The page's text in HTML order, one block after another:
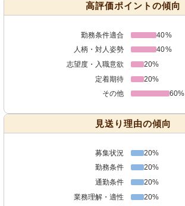
高評価ポイントの傾向
勤務条件適合
40%
人柄・対人姿勢
40%
志望度・入職意欲
20%
定着期待
20%
その他
60%
見送り理由の傾向
募集状況
20%
勤務条件
20%
通勤条件
20%
業務理解・適性
20%